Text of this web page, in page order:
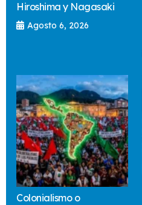
Hiroshima y Nagasaki
Agosto 6, 2026
Colonialismo o